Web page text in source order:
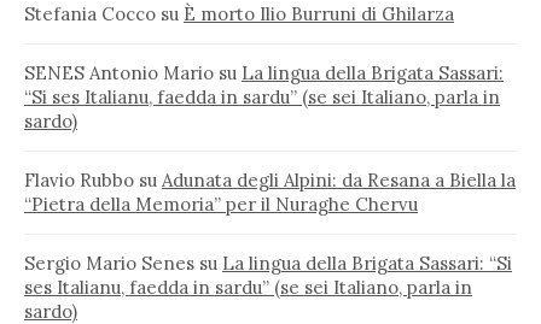
Stefania Cocco su È morto Ilio Burruni di Ghilarza
SENES Antonio Mario su La lingua della Brigata Sassari:
“Si ses Italianu, faedda in sardu” (se sei Italiano, parla in
sardo)
Flavio Rubbo su Adunata degli Alpini: da Resana a Biella la
“Pietra della Memoria” per il Nuraghe Chervu
Sergio Mario Senes su La lingua della Brigata Sassari: “Si
ses Italianu, faedda in sardu” (se sei Italiano, parla in
sardo)